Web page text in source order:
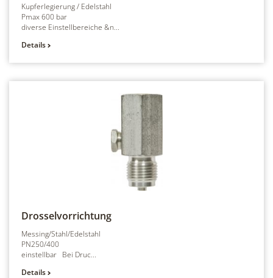
Kupferlegierung / Edelstahl
Pmax 600 bar
diverse Einstellbereiche &n...
Details
Drosselvorrichtung
Messing/Stahl/Edelstahl
PN250/400
einstellbar Bei Druc...
Details